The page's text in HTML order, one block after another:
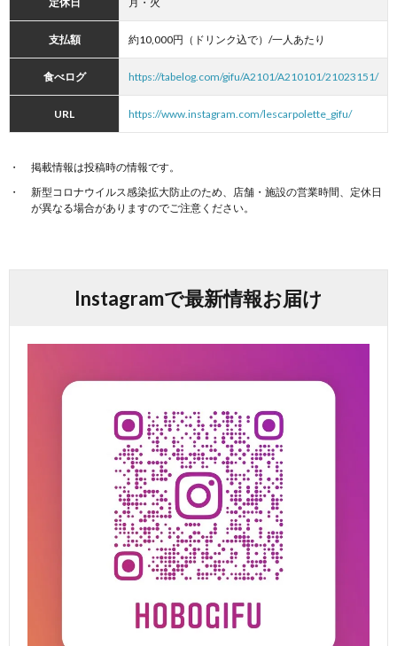
支払額 約10,000円（ドリンク込で）/一人あたり
食べログ https://tabelog.com/gifu/A2101/A210101/21023151/
URL https://www.instagram.com/lescarpolette_gifu/
掲載情報は投稿時の情報です。
新型コロナウイルス感染拡大防止のため、店舗・施設の営業時間、定休日
が異なる場合がありますのでご注意ください。
Instagramで最新情報お届け